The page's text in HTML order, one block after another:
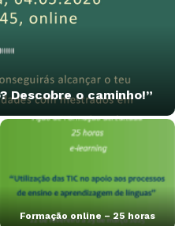
Descobre o caminho!”
Formação online – 25 horas